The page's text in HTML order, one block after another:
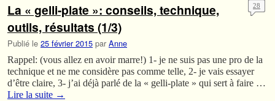
La « gelli-plate »: conseils, technique,
outils, résultats (1/3)
Publié le 25 février 2015 par Anne
28
Rappel: (vous allez en avoir marre!) 1- je ne suis pas une pro de la
technique et ne me considère pas comme telle, 2- je vais essayer
d’être claire, 3- j’ai déjà parlé de la « gelli-plate » qui sert à faire …
Lire la suite →